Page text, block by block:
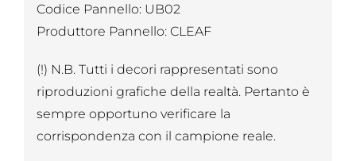
Codice Pannello: UB02
Produttore Pannello: CLEAF
(!) N.B. Tutti i decori rappresentati sono
riproduzioni grafiche della realtà. Pertanto è
sempre opportuno verificare la
corrispondenza con il campione reale.